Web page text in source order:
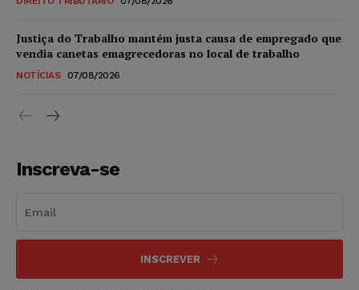
Justiça do Trabalho mantém justa causa de empregado que
vendia canetas emagrecedoras no local de trabalho
NOTÍCIAS 07/08/2026
Inscreva-se
INSCREVER